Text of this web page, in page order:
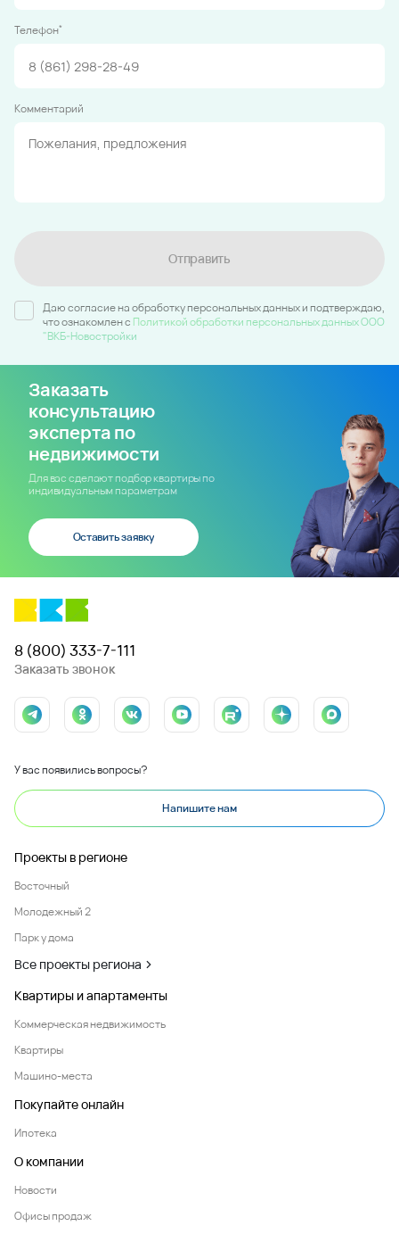
Телефон*
Комментарий
Отправить
Даю согласие на обработку персональных данных и подтверждаю,
что ознакомлен c Политикой обработки персональных данных ООО
"ВКБ-Новостройки
Заказать
консультацию
эксперта по
недвижимости
Для вас сделают подбор квартиры по
индивидуальным параметрам
Оставить заявку
8 (800) 333-7-111
Заказать звонок
У вас появились вопросы?
Напишите нам
Проекты в регионе
Восточный
Молодежный 2
Парк у дома
Все проекты региона
Квартиры и апартаменты
Коммерческая недвижимость
Квартиры
Машино-места
Покупайте онлайн
Ипотека
О компании
Новости
Офисы продаж